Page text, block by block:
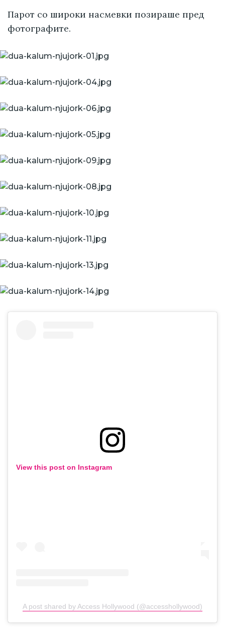
Парот со широки насмевки позираше пред
фотографите.
View this post on Instagram
A post shared by Access Hollywood (@accesshollywood)